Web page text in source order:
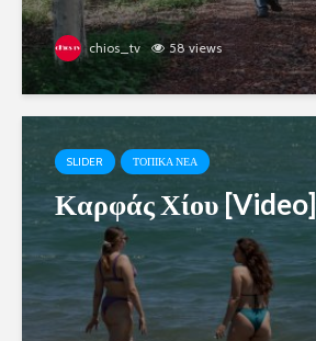
chios_tv 58 views
SLIDER ΤΟΠΙΚΑ ΝΕΑ
Καρφάς Χίου [Video]